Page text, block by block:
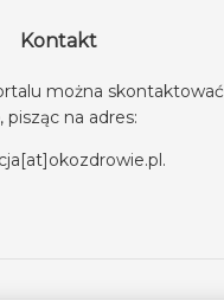
Kontakt
można skontaktować
pisząc na adres:
.